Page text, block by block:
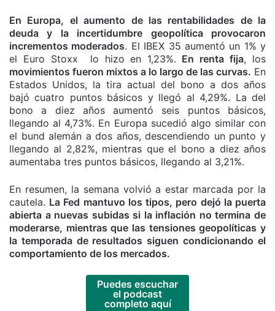
En Europa, el aumento de las rentabilidades de la
deuda y la incertidumbre geopolítica provocaron
incrementos moderados. El IBEX 35 aumentó un 1% y
el Euro Stoxx lo hizo en 1,23%. En renta fija, los
movimientos fueron mixtos a lo largo de las curvas. En
Estados Unidos, la tira actual del bono a dos años
bajó cuatro puntos básicos y llegó al 4,29%. La del
bono a diez años aumentó seis puntos básicos,
llegando al 4,73%. En Europa sucedió algo similar con
el bund alemán a dos años, descendiendo un punto y
llegando al 2,82%, mientras que el bono a diez años
aumentaba tres puntos básicos, llegando al 3,21%.
En resumen, la semana volvió a estar marcada por la
cautela. La Fed mantuvo los tipos, pero dejó la puerta
abierta a nuevas subidas si la inflación no termina de
moderarse, mientras que las tensiones geopolíticas y
la temporada de resultados siguen condicionando el
comportamiento de los mercados.
Puedes escuchar
el podcast
completo aquí